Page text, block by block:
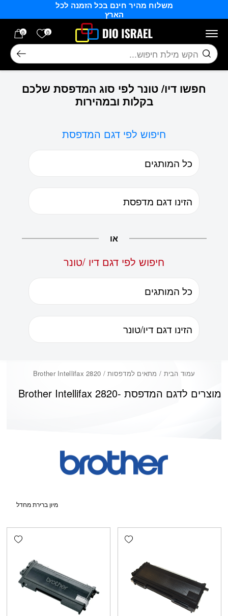
משלוח מהיר חינם בכל הזמנה לכל
הארץ
0 הרשימה
0
חיפוש
חפשו דיו/ טונר לפי סוג המדפסת שלכם
בקלות ובמהירות
חיפוש לפי דגם המדפסת
או
חיפוש לפי דגם דיו /טונר
עמוד הבית / מתאים למדפסות / Brother Intellifax 2820
Brother Intellifax 2820מוצרים לדגם המדפסת -
Add wishlist